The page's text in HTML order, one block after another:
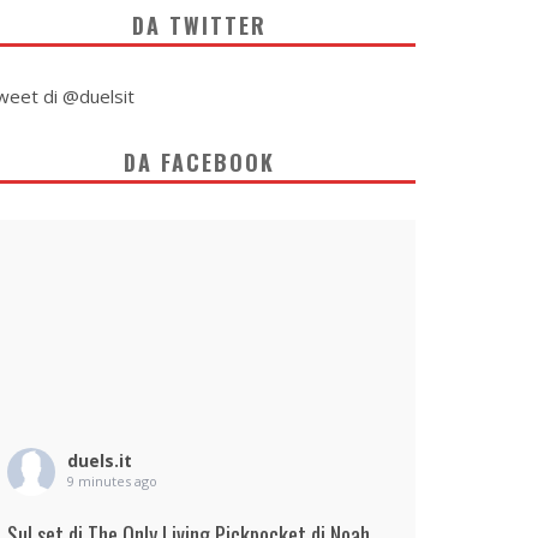
DA TWITTER
di @duelsit
DA FACEBOOK
duels.it
9 minutes ago